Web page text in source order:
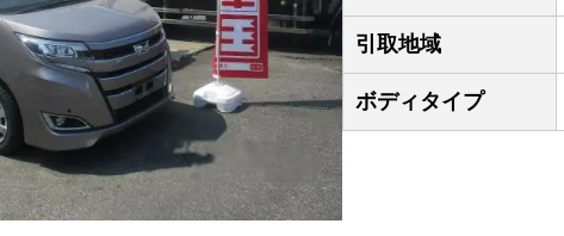
引取地域
ボディタイプ